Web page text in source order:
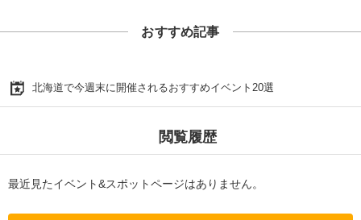
おすすめ記事
北海道で今週末に開催されるおすすめイベント20選
閲覧履歴
最近見たイベント&スポットページはありません。